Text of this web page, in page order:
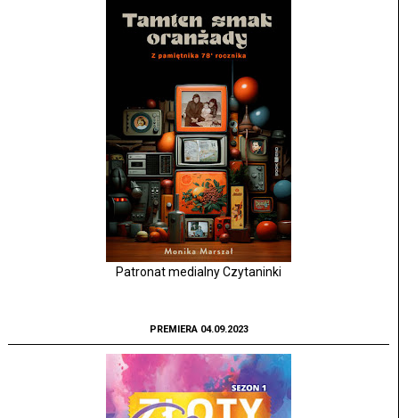
Patronat medialny Czytaninki
PREMIERA 04.09.2023